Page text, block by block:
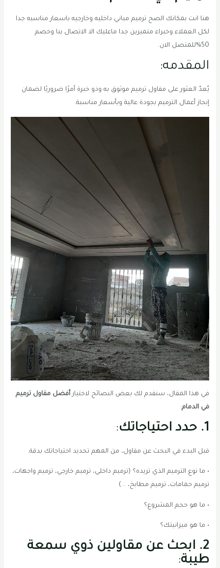
هنا انت بمكانك الصح ترميم مباني داخليه وخارجيه باسعار مناسبه جدا
لكل العملاء وخبراء متميزين جدا ماعليك الا الاتصال بنا وخصم
50%للمتصل الان.
المقدمه:
يُعدّ العثور على مقاول ترميم موثوق به وذو خبرة أمرًا ضروريًا لضمان
إنجاز أعمال الترميم بجودة عالية وبأسعار مناسبة.
في هذا المقال، سنقدم لك بعض النصائح لاختيارأفضل مقاول ترميم
في الدمام:
1. حدد احتياجاتك :
قبل البدء في البحث عن مقاول، من المهم تحديد احتياجاتك بدقة.
• ما نوع الترميم الذي تريده؟ (ترميم داخلي، ترميم خارجي، ترميم واجهات،
ترميم حمامات، ترميم مطابخ، …)
• ما هو حجم المشروع؟
• ما هو ميزانيتك؟
2. ابحث عن مقاولين ذوي سمعة
طيبة: